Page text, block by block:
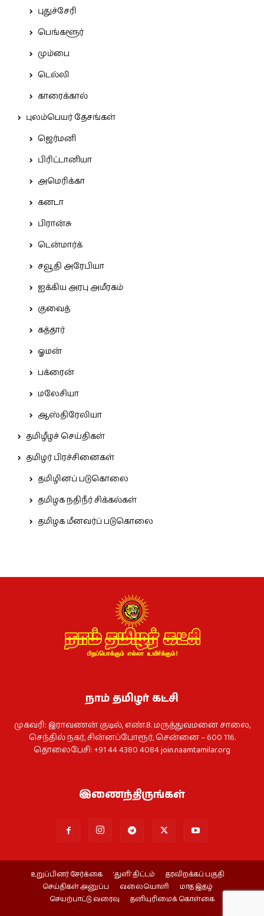
புதுச்சேரி
பெங்களூர்
மும்பை
டெல்லி
காரைக்கால்
புலம்பெயர் தேசங்கள்
ஜெர்மனி
பிரிட்டானியா
அமெரிக்கா
கனடா
பிரான்சு
டென்மார்க்
சவூதி அரேபியா
ஐக்கிய அரபு அமீரகம்
குவைத்
கத்தார்
ஓமன்
பக்ரைன்
மலேசியா
ஆஸ்திரேலியா
தமிழீழச் செய்திகள்
தமிழர் பிரச்சினைகள்
தமிழினப் படுகொலை
தமிழக நதிநீர் சிக்கல்கள்
தமிழக மீனவர்ப் படுகொலை
நாம் தமிழர் கட்சி
முகவரி: இராவணன் குடில், எண்.8. மருத்துவமனை சாலை,
செந்தில் நகர், சின்னப்போரூர், சென்னை – 600 116.
தொலைபேசி: +91 44 4380 4084join.naamtamilar.org
இணைந்திருங்கள்
உறுப்பினர் சேர்க்கை ‘துளி’ திட்டம்
தரவிறக்கப் பகுதி
செய்திகள் அனுப்ப
வலையொளி
மாத இதழ்
செயற்பாட்டு வரைவு
தனியுரிமைக் கொள்கை